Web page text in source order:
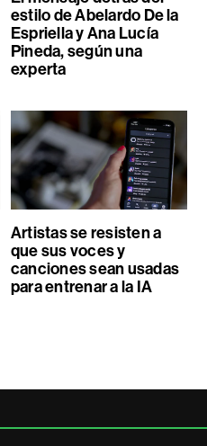
estilo de Abelardo De la
Espriella y Ana Lucía
Pineda, según una
experta
Artistas se resisten a
que sus voces y
canciones sean usadas
para entrenar a la IA